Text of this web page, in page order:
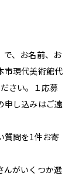
で、お名前、お
市現代美術館代
さい。１応募
申し込みはご遠
質問を1件お寄
んがいくつか選